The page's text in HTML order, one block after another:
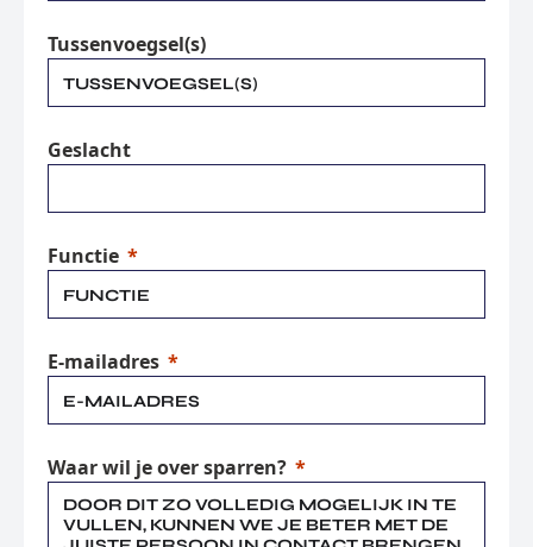
Tussenvoegsel(s)
Geslacht
Functie
E-mailadres
Waar wil je over sparren?